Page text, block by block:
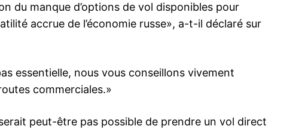
le1.ma
du manque d’options de vol disponibles pour
accrue de l’économie russe», a-t-il déclaré sur
essentielle, nous vous conseillons vivement
commerciales.»
peut-être pas possible de prendre un vol direct